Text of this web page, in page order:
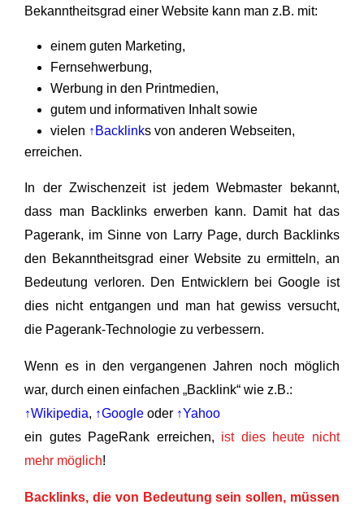
Bekanntheitsgrad einer Website kann man z.B. mit:
einem guten Marketing,
Fernsehwerbung,
Werbung in den Printmedien,
gutem und informativen Inhalt sowie
vielen ↑Backlinks von anderen Webseiten,
erreichen.
In der Zwischenzeit ist jedem Webmaster bekannt,
dass man Backlinks erwerben kann. Damit hat das
Pagerank, im Sinne von Larry Page, durch Backlinks
den Bekanntheitsgrad einer Website zu ermitteln, an
Bedeutung verloren. Den Entwicklern bei Google ist
dies nicht entgangen und man hat gewiss versucht,
die Pagerank-Technologie zu verbessern.
Wenn es in den vergangenen Jahren noch möglich
war, durch einen einfachen „Backlink“ wie z.B.:
↑Wikipedia, ↑Google oder ↑Yahoo
ein gutes PageRank erreichen, ist dies heute nicht
mehr möglich!
Backlinks, die von Bedeutung sein sollen, müssen